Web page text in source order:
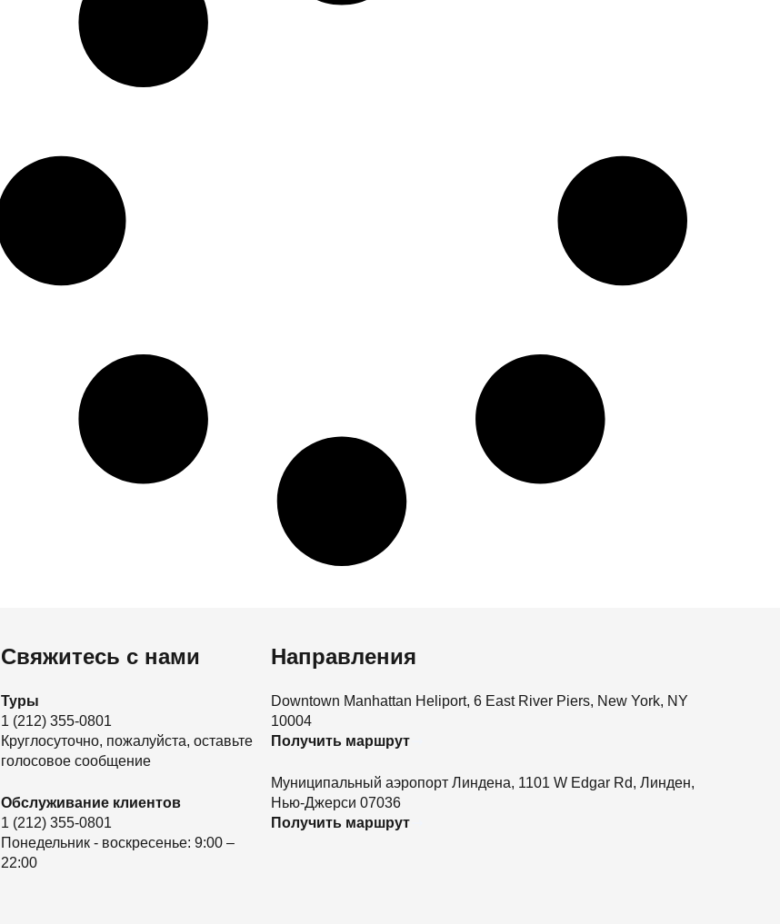
Свяжитесь с нами
Туры
1 (212) 355-0801
Круглосуточно, пожалуйста, оставьте
голосовое сообщение
Обслуживание клиентов
1 (212) 355-0801
Понедельник - воскресенье: 9:00 –
22:00
Направления
Downtown Manhattan Heliport, 6 East River Piers, New York, NY
10004
Получить маршрут
Муниципальный аэропорт Линдена, 1101 W Edgar Rd, Линден,
Нью-Джерси 07036
Получить маршрут